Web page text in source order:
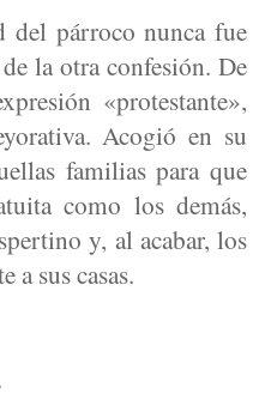
del párroco nunca fue
la otra confesión. De
«protestante»,
Acogió en su
familias para que
como los demás,
y, al acabar, los
a sus casas.